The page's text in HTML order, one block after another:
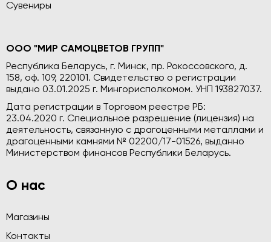
Сувениры
ООО "МИР САМОЦВЕТОВ ГРУПП"
Республика Беларусь, г. Минск, пр. Рокоссовского, д.
158, оф. 109, 220101. Свидетельство о регистрации
выдано 03.01.2025 г. Мингорисполкомом. УНП 193827037.
Дата регистрации в Торговом реестре РБ:
23.04.2020 г. Специальное разрешение (лицензия) на
деятельность, связанную с драгоценными металлами и
драгоценными камнями № 02200/17-01526, выданно
Министерством финансов Республики Беларусь.
О нас
Магазины
Контакты